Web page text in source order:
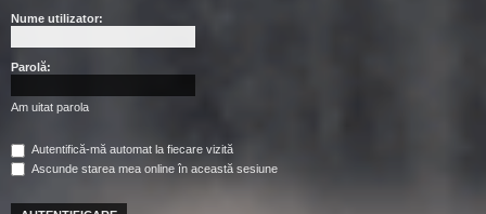
Nume utilizator:
Parolă:
Am uitat parola
Autentifică-mă automat la fiecare vizită
Ascunde starea mea online în această sesiune